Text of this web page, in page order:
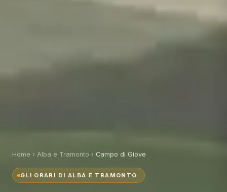
Home › Alba e Tramonto › Campo di Giove
GLI ORARI DI ALBA E TRAMONTO